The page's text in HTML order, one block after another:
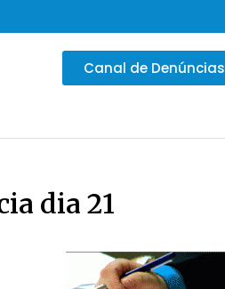
Canal de Denúncias
dia 21